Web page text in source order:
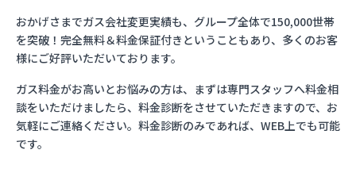
おかげさまでガス会社変更実績も、グループ全体で150,000世帯
を突破！完全無料＆料金保証付きということもあり、多くのお客
様にご好評いただいております。
ガス料金がお高いとお悩みの方は、まずは専門スタッフへ料金相
談をいただけましたら、料金診断をさせていただきますので、お
気軽にご連絡ください。料金診断のみであれば、WEB上でも可能
です。